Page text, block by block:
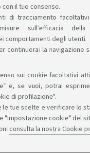
il tuo consenso.
di tracciamento
sull'efficacia della
comportamenti degli utenti.
continuerai la navigazione
sui cookie facoltativi
e, se vuoi, potrai
di profilazione".
tue scelte e verificare lo
"Impostazione cookie" del
consulta la nostra Cookie
Studenti d'Ateneo
il diritto alla
Seguici su: